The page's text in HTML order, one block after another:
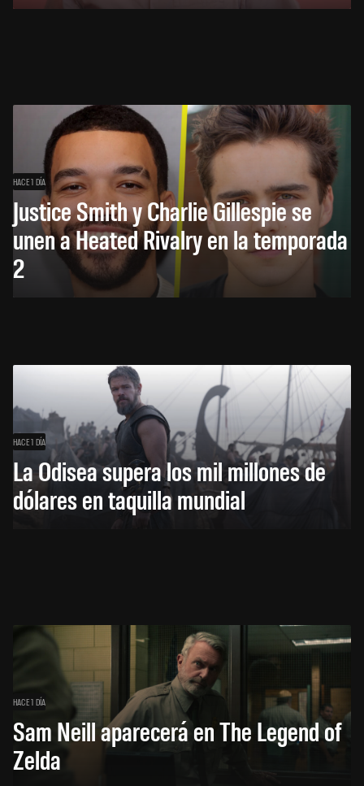
HACE 1 DÍA
Justice Smith y Charlie Gillespie se
unen a Heated Rivalry en la temporada
2
HACE 1 DÍA
La Odisea supera los mil millones de
dólares en taquilla mundial
HACE 1 DÍA
Sam Neill aparecerá en The Legend of
Zelda